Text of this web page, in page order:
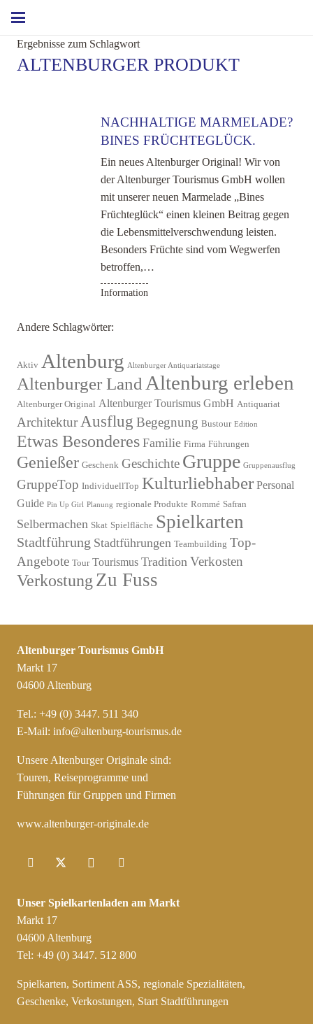
Ergebnisse zum Schlagwort
ALTENBURGER PRODUKT
NACHHALTIGE MARMELADE?
BINES FRÜCHTEGLÜCK.
Ein neues Altenburger Original! Wir von
der Altenburger Tourismus GmbH wollen
mit unserer neuen Marmelade „Bines
Früchteglück“ einen kleinen Beitrag gegen
die Lebensmittelverschwendung leisten.
Besonders Früchte sind vom Wegwerfen
betroffen,…
Information
Andere Schlagwörter:
Aktiv Altenburg Altenburger Antiquariatstage
Altenburger Land Altenburg erleben
Altenburger Original Altenburger Tourismus GmbH Antiquariat
ArchitekturAusflug Begegnung Bustour Edition
Etwas Besonderes Familie Firma Führungen
Genießer Geschenk Geschichte Gruppe Gruppenausflug
GruppeTop IndividuellTop Kulturliebhaber Personal
Guide Pin Up Girl Planung regionale Produkte Rommé Safran
Selbermachen Skat Spielfläche Spielkarten
Stadtführung Stadtführungen Teambuilding Top-
Angebote Tour Tourismus Tradition Verkosten
Verkostung Zu Fuss
Altenburger Tourismus GmbH
Markt 17
04600 Altenburg
Tel.: +49 (0) 3447. 511 340
E-Mail: info@altenburg-tourismus.de
Unsere Altenburger Originale sind:
Touren, Reiseprogramme und
Führungen für Gruppen und Firmen
www.altenburger-originale.de
Unser Spielkartenladen am Markt
Markt 17
04600 Altenburg
Tel: +49 (0) 3447. 512 800
Spielkarten, Sortiment ASS, regionale Spezialitäten,
Geschenke, Verkostungen, Start Stadtführungen